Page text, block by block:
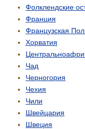
Фолклендские
Франция
Французская
Хорватия
Чад
Черногория
Чехия
Чили
Швейцария
Швеция